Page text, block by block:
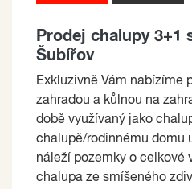
Prodej chalupy 3+1
Šubířov
Exkluzivně Vám nabízíme
zahradou a kůlnou na
době využívaný jako
chalupě/rodinnému domu
náleží pozemky o celkové
chalupa ze smíšeného